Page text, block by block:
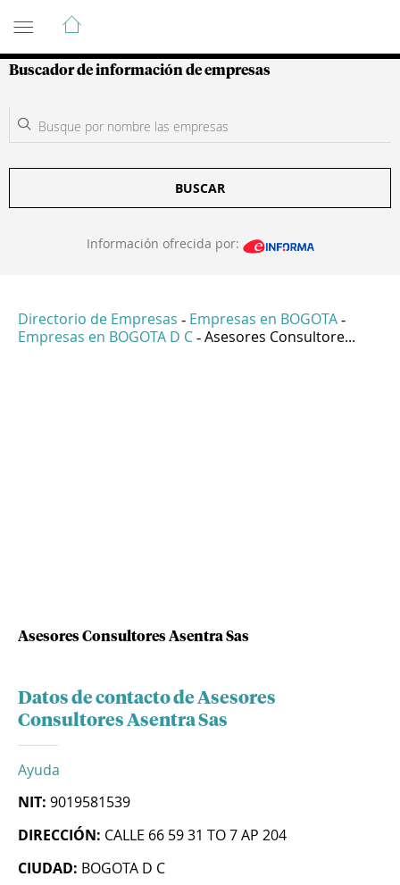
Guía de Empresas Colombianas
Buscador de información de empresas
BUSCAR
Información ofrecida por:
Directorio de Empresas - Empresas en BOGOTA -
Empresas en BOGOTA D C - Asesores Consultore...
Asesores Consultores Asentra Sas
Datos de contacto de Asesores
Consultores Asentra Sas
Ayuda
NIT: 9019581539
DIRECCIÓN: CALLE 66 59 31 TO 7 AP 204
CIUDAD: BOGOTA D C